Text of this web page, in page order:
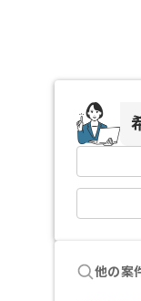
他の案